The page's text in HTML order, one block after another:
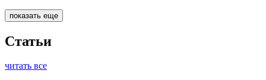
показать еще
Статьи
читать все